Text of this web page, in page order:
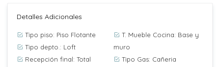
Detalles Adicionales
Tipo piso: Piso Flotante
Tipo depto.: Loft
Recepción final: Total
T. Mueble Cocina: Base y
muro
Tipo Gas: Cañeria